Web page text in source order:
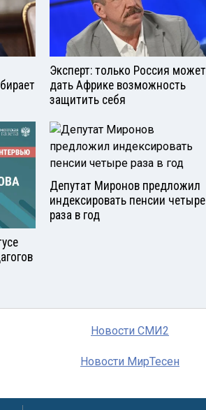
Эксперт: только Россия может
дать Африке возможность
защитить себя
Депутат Миронов предложил
индексировать пенсии четыре
раза в год
Новости СМИ2
Новости МирТесен